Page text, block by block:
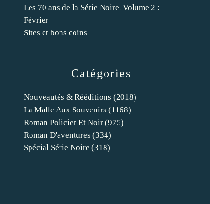
Catégories
Nouveautés & Rééditions (2018)
La Malle Aux Souvenirs (1168)
Roman Policier Et Noir (975)
Roman D'aventures (334)
Spécial Série Noire (318)
Les 70 ans de la Série Noire. Volume 2 :
Février
Sites et bons coins